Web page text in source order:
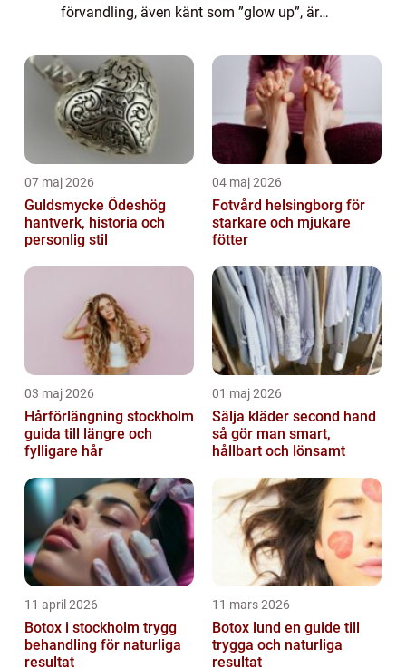
förvandling, även känt som ”glow up”, är
använda olika tips och tekniker kan man
framhä...
07 maj 2026
Guldsmycke Ödeshög
hantverk, historia och
personlig stil
04 maj 2026
Fotvård helsingborg för
starkare och mjukare
fötter
03 maj 2026
Hårförlängning stockholm
guida till längre och
fylligare hår
01 maj 2026
Sälja kläder second hand
så gör man smart,
hållbart och lönsamt
11 april 2026
Botox i stockholm trygg
behandling för naturliga
resultat
11 mars 2026
Botox lund en guide till
trygga och naturliga
resultat